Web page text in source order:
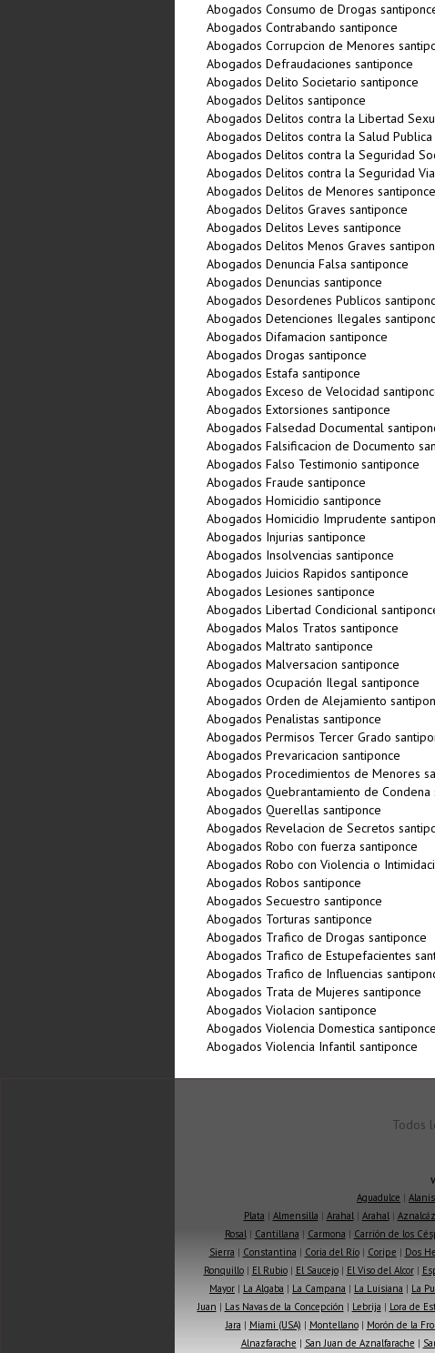
Abogados Consumo de Drogas
Abogados Contrabando santiponce
Abogados Corrupcion de Menores
Abogados Defraudaciones santiponce
Abogados Delito Societario santiponce
Abogados Delitos santiponce
Abogados Delitos contra la Libertad
Abogados Delitos contra la Salud Publica
Abogados Delitos contra la Seguridad
Abogados Delitos contra la Seguridad
Abogados Delitos de Menores santiponce
Abogados Delitos Graves santiponce
Abogados Delitos Leves santiponce
Abogados Delitos Menos Graves
Abogados Denuncia Falsa santiponce
Abogados Denuncias santiponce
Abogados Desordenes Publicos
Abogados Detenciones Ilegales
Abogados Difamacion santiponce
Abogados Drogas santiponce
Abogados Estafa santiponce
Abogados Exceso de Velocidad
Abogados Extorsiones santiponce
Abogados Falsedad Documental
Abogados Falsificacion de Documento
Abogados Falso Testimonio santiponce
Abogados Fraude santiponce
Abogados Homicidio santiponce
Abogados Homicidio Imprudente
Abogados Injurias santiponce
Abogados Insolvencias santiponce
Abogados Juicios Rapidos santiponce
Abogados Lesiones santiponce
Abogados Libertad Condicional
Abogados Malos Tratos santiponce
Abogados Maltrato santiponce
Abogados Malversacion santiponce
Abogados Ocupación Ilegal santiponce
Abogados Orden de Alejamiento
Abogados Penalistas santiponce
Abogados Permisos Tercer Grado
Abogados Prevaricacion santiponce
Abogados Procedimientos de Menores
Abogados Quebrantamiento de Condena
Abogados Querellas santiponce
Abogados Revelacion de Secretos
Abogados Robo con fuerza santiponce
Abogados Robo con Violencia o
Abogados Robos santiponce
Abogados Secuestro santiponce
Abogados Torturas santiponce
Abogados Trafico de Drogas santiponce
Abogados Trafico de Estupefacientes
Abogados Trafico de Influencias
Abogados Trata de Mujeres santiponce
Abogados Violacion santiponce
Abogados Violencia Domestica santiponce
Abogados Violencia Infantil santiponce
Todos
Aguadulce | Alanis
Plata | Almensilla | Arahal| Arahal|
Rosal| Cantillana | Carmona | Carrión de los
Sierra | Constantina | Coria del Río| Coripe | Dos
Ronquillo| El Rubio| El Saucejo| El Viso del Alcor|
Mayor | La Algaba | La Campana | La Luisiana | La
Juan | Las Navas de la Concepción | Lebrija | Lora de
Jara | Miami (USA) | Montellano| Morón de la
Alnazfarache | San Juan de Aznalfarache |